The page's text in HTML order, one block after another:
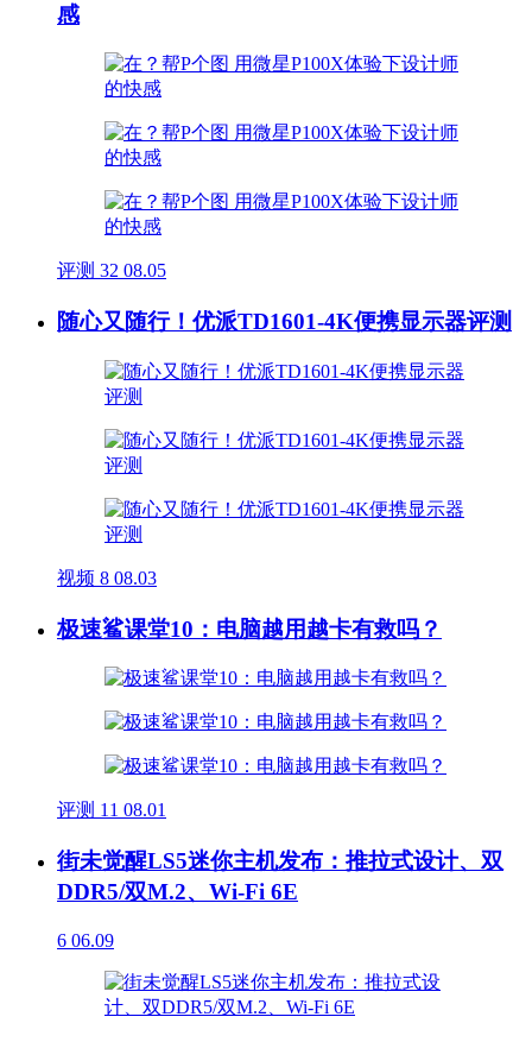
感
评测 32 08.05
随心又随行！优派TD1601-4K便携显示器评测
视频 8 08.03
极速鲨课堂10：电脑越用越卡有救吗？
评测 11 08.01
街未觉醒LS5迷你主机发布：推拉式设计、双
DDR5/双M.2、Wi-Fi 6E
6 06.09